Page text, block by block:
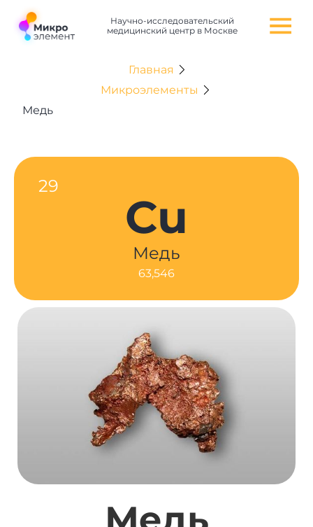
Научно-исследовательский
медицинский центр в Москве
Главная
Микроэлементы
Медь
29
Cu
Медь
63,546